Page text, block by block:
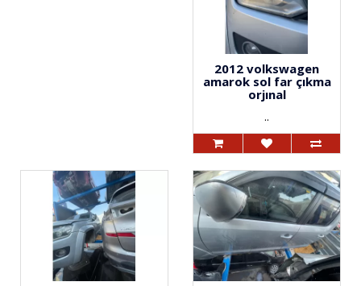
2012 volkswagen
amarok sol far çıkma
orjınal
..